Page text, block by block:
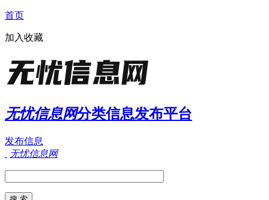
首页
加入收藏
无忧信息网分类信息发布平台
发布信息
无忧信息网